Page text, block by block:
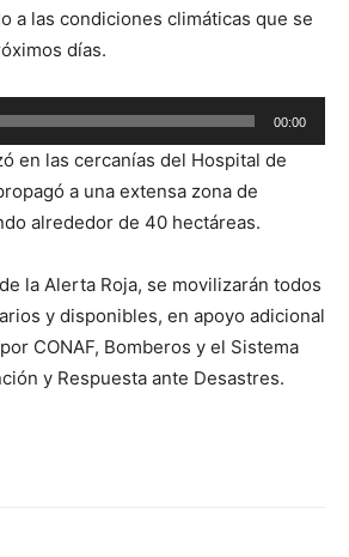
a las condiciones climáticas que se
días.
00:00
en las cercanías del Hospital de
a una extensa zona de
alrededor de 40 hectáreas.
la Alerta Roja, se movilizarán todos
y disponibles, en apoyo adicional
CONAF, Bomberos y el Sistema
y Respuesta ante Desastres.